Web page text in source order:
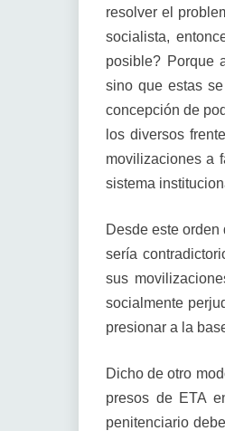
resolver el
socialista,
posible? Porque
sino que estas
concepción de
los diversos
movilizaciones a
sistema
Desde este
sería
sus
socialmente
presionar a la
Dicho de otro
presos de ETA
penitenciario